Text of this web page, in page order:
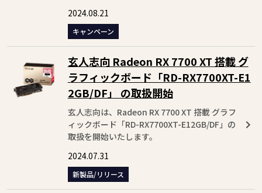
2024.08.21
キャンペーン
玄人志向 Radeon RX 7700 XT 搭載 グ
ラフィックボード「RD-RX7700XT-E1
2GB/DF」 の取扱開始
玄人志向は、Radeon RX 7700 XT 搭載 グラフ
ィックボード「RD-RX7700XT-E12GB/DF」の
取扱を開始いたします。
2024.07.31
新製品/リリース